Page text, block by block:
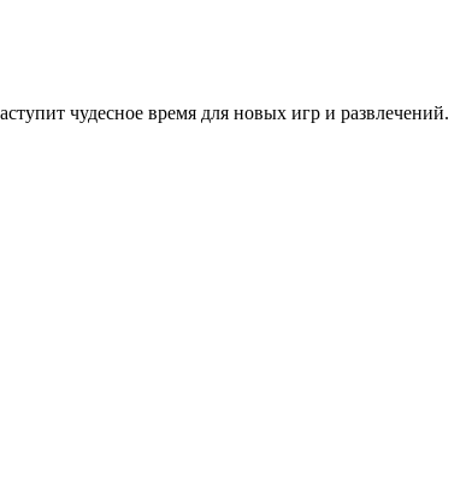
чудесное время для новых игр и развлечений.